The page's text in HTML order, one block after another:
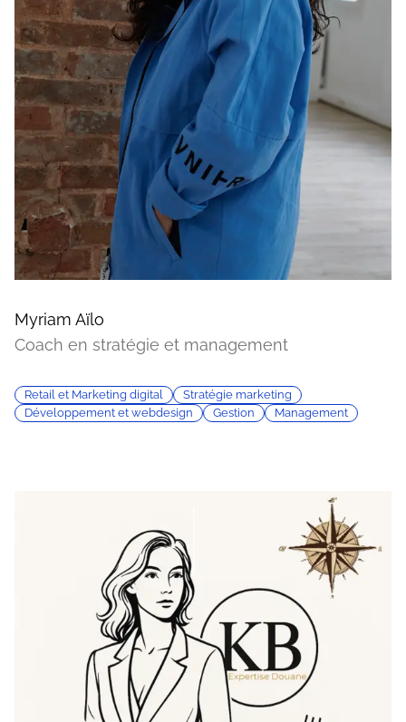
Myriam Aïlo
Coach en stratégie et management
Retail et Marketing digital
Stratégie marketing
Développement et webdesign
Gestion Management